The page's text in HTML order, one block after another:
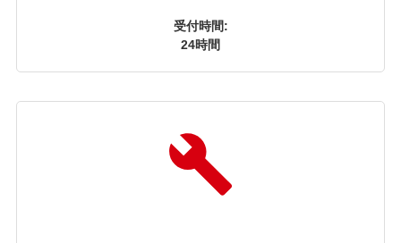
受付時間:
24時間